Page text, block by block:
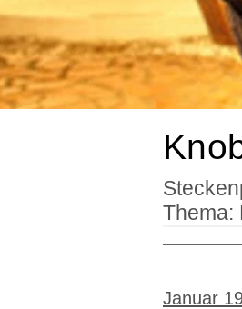
Thema:
Januar